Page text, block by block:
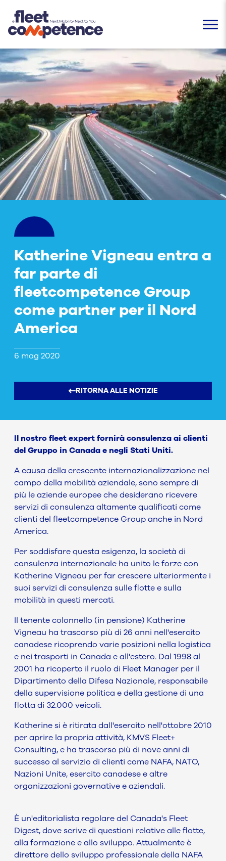
Katherine Vigneau entra a
far parte di
fleetcompetence Group
come partner per il Nord
America
6 mag 2020
RITORNA ALLE NOTIZIE
Il nostro fleet expert fornirà consulenza ai clienti
del Gruppo in Canada e negli Stati Uniti.
A causa della crescente internazionalizzazione nel
campo della mobilità aziendale, sono sempre di
più le aziende europee che desiderano ricevere
servizi di consulenza altamente qualificati come
clienti del fleetcompetence Group anche in Nord
America.
Per soddisfare questa esigenza, la società di
consulenza internazionale ha unito le forze con
Katherine Vigneau per far crescere ulteriormente i
suoi servizi di consulenza sulle flotte e sulla
mobilità in questi mercati.
Il tenente colonnello (in pensione) Katherine
Vigneau ha trascorso più di 26 anni nell'esercito
canadese ricoprendo varie posizioni nella logistica
e nei trasporti in Canada e all'estero. Dal 1998 al
2001 ha ricoperto il ruolo di Fleet Manager per il
Dipartimento della Difesa Nazionale, responsabile
della supervisione politica e della gestione di una
flotta di 32.000 veicoli.
Katherine si è ritirata dall'esercito nell'ottobre 2010
per aprire la propria attività, KMVS Fleet+
Consulting, e ha trascorso più di nove anni di
successo al servizio di clienti come NAFA, NATO,
Nazioni Unite, esercito canadese e altre
organizzazioni governative e aziendali.
È un'editorialista regolare del Canada's Fleet
Digest, dove scrive di questioni relative alle flotte,
alla formazione e allo sviluppo. Attualmente è
direttore dello sviluppo professionale della NAFA